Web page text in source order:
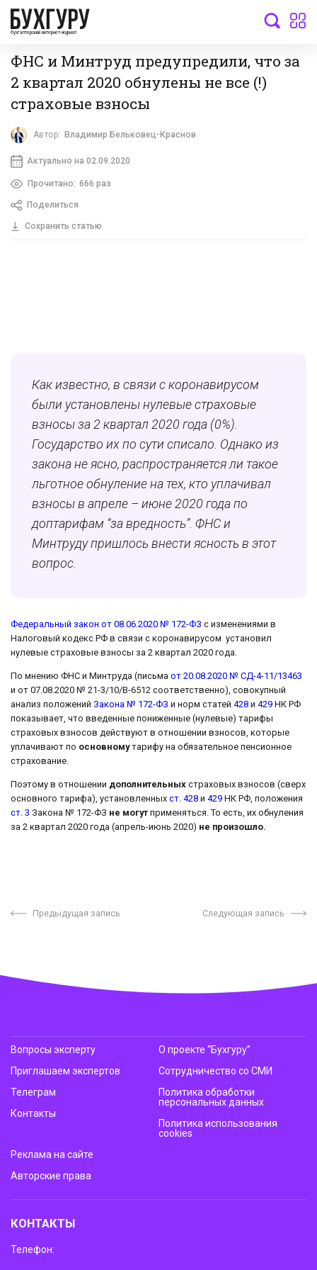
бухгалтерский интернет-журнал
ФНС и Минтруд предупредили, что за
2 квартал 2020 обнулены не все (!)
страховые взносы
Автор: Владимир Бельковец-Краснов
Актуально на 02.09.2020
Прочитано: 666 раз
Поделиться
Сохранить статью
Как известно, в связи с коронавирусом
были установлены нулевые страховые
взносы за 2 квартал 2020 года (0%).
Государство их по сути списало. Однако из
закона не ясно, распространяется ли такое
льготное обнуление на тех, кто уплачивал
взносы в апреле – июне 2020 года по
доптарифам “за вредность”. ФНС и
Минтруду пришлось внести ясность в этот
вопрос.
Федеральный закон от 08.06.2020 № 172-ФЗ с изменениями в
Налоговый кодекс РФ в связи с коронавирусом установил
нулевые страховые взносы за 2 квартал 2020 года.
По мнению ФНС и Минтруда (письма от 20.08.2020 № СД-4-11/13463
и от 07.08.2020 № 21-3/10/В-6512 соответственно), совокупный
анализ положений Закона № 172-ФЗ и норм статей 428 и 429 НК РФ
показывает, что введенные пониженные (нулевые) тарифы
страховых взносов действуют в отношении взносов, которые
уплачивают по основномутарифу на обязательное пенсионное
страхование.
Поэтому в отношении дополнительных страховых взносов (сверх
основного тарифа), установленных ст. 428 и 429 НК РФ, положения
ст. 3 Закона № 172-ФЗ не могут применяться. То есть, их обнуления
за 2 квартал 2020 года (апрель-июнь 2020) не произошло.
Предыдущая запись Следующая запись
Вопросы эксперту
Приглашаем экспертов
Телеграм
Контакты
О проекте “Бухгуру”
Сотрудничество со СМИ
Политика обработки
персональных данных
Политика использования
cookies
Реклама на сайте
Авторские права
КОНТАКТЫ
Телефон: